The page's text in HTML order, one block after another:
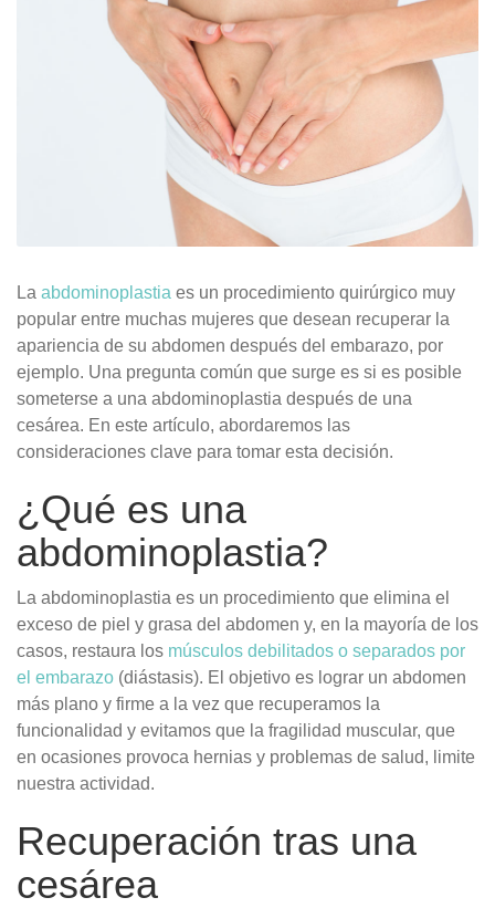
La abdominoplastia es un procedimiento quirúrgico muy
popular entre muchas mujeres que desean recuperar la
apariencia de su abdomen después del embarazo, por
ejemplo. Una pregunta común que surge es si es posible
someterse a una abdominoplastia después de una
cesárea. En este artículo, abordaremos las
consideraciones clave para tomar esta decisión.
¿Qué es una
abdominoplastia?
La abdominoplastia es un procedimiento que elimina el
exceso de piel y grasa del abdomen y, en la mayoría de los
casos, restaura los músculos debilitados o separados por
el embarazo (diástasis). El objetivo es lograr un abdomen
más plano y firme a la vez que recuperamos la
funcionalidad y evitamos que la fragilidad muscular, que
en ocasiones provoca hernias y problemas de salud, limite
nuestra actividad.
Recuperación tras una
cesárea